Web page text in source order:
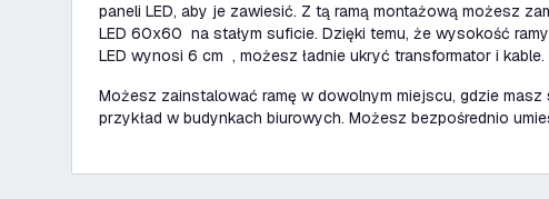
paneli LED, aby je zawiesić. Z tą ramą montażową możesz
LED 60x60 na stałym suficie. Dzięki temu, że wysokość
LED wynosi 6 cm , możesz ładnie ukryć transformator i kable.
Możesz zainstalować ramę w dowolnym miejscu, gdzie masz
przykład w budynkach biurowych. Możesz bezpośrednio